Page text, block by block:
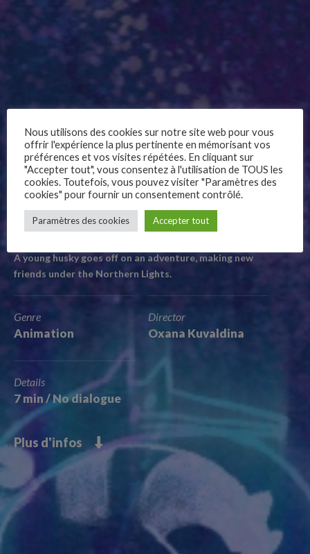
Follow Us
EN – Alaska
by Oxana Kuvaldina
Animation / Russia / 2020 / 7 min / No Dialogue
A young husky goes off on an adventure, making new
friends under the Northern Lights.
Genre
Animation
Director
Oxana Kuvaldina
Details
7 min / No dialogue
Plus d'infos
Nous utilisons des cookies sur notre site web pour vous
offrir l'expérience la plus pertinente en mémorisant vos
préférences et vos visites répétées. En cliquant sur
"Accepter tout", vous consentez à l'utilisation de TOUS les
cookies. Toutefois, vous pouvez visiter "Paramètres des
cookies" pour fournir un consentement contrôlé.
Paramètres des cookies Accepter tout